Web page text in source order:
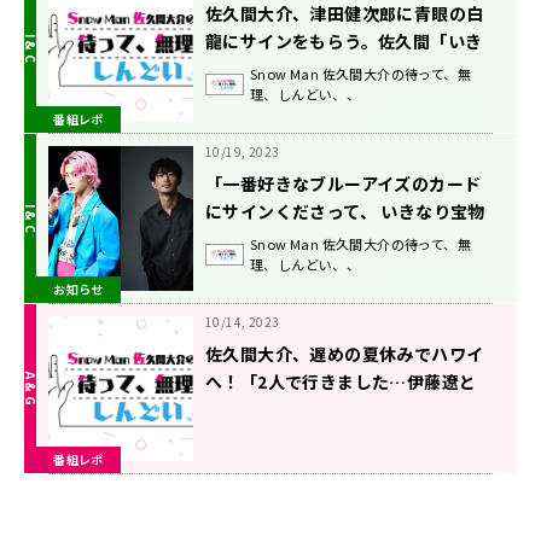
番組レポ
佐久間大介、津田健次郎に青眼の白
龍にサインをもらう。佐久間「いき
なり宝物が出来ちゃった」
Snow Man 佐久間大介の待って、無
理、しんどい、、
お知らせ
10/19, 2023
「一番好きなブルーアイズのカード
にサインくださって、 いきなり宝物
できちゃいました！」10/21放送
『Snow Man佐久間大介の待って、
Snow Man 佐久間大介の待って、無
理、しんどい、、
番組レポ
10/14, 2023
佐久間大介、遅めの夏休みでハワイ
へ！「2人で行きました…伊藤遼と